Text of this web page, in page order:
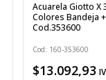
Acuarela Giotto X
Colores Bandeja
Cod.353600
Cod: 160-353600
$13.092,93